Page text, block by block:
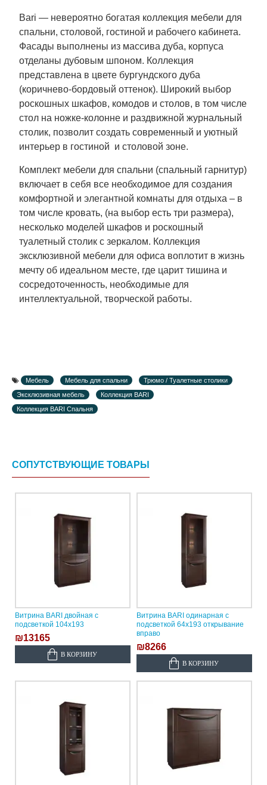
Bari — невероятно богатая коллекция мебели для
спальни, столовой, гостиной и рабочего кабинета.
Фасады выполнены из массива дуба, корпуса
отделаны дубовым шпоном. Коллекция
представлена в цвете бургундского дуба
(коричнево-бордовый оттенок). Широкий выбор
роскошных шкафов, комодов и столов, в том числе
стол на ножке-колонне и раздвижной журнальный
столик, позволит создать современный и уютный
интерьер в гостиной и столовой зоне.
Комплект мебели для спальни (спальный гарнитур)
включает в себя все необходимое для создания
комфортной и элегантной комнаты для отдыха – в
том числе кровать, (на выбор есть три размера),
несколько моделей шкафов и роскошный
туалетный столик с зеркалом. Коллекция
эксклюзивной мебели для офиса воплотит в жизнь
мечту об идеальном месте, где царит тишина и
сосредоточенность, необходимые для
интеллектуальной, творческой работы.
Мебель Мебель для спальни
Трюмо / Туалетные столики
Эксклюзивная мебель
Коллекция BARI
Коллекция BARI Спальня
СОПУТСТВУЮЩИЕ ТОВАРЫ
Витрина BARI двойная с
подсветкой 104х193
₪13165
В КОРЗИНУ
Витрина BARI одинарная с
подсветкой 64х193 открывание
вправо
₪8266
В КОРЗИНУ